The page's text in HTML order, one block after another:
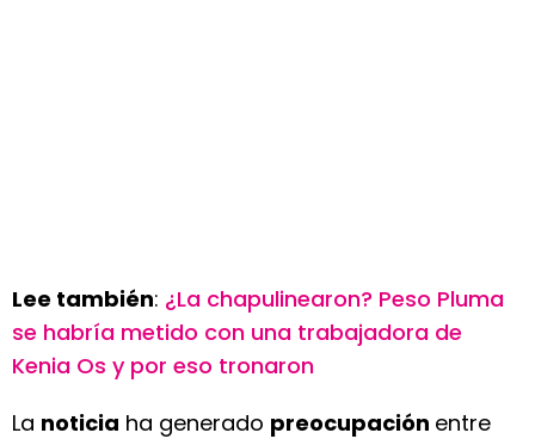
Lee también: ¿La chapulinearon? Peso Pluma
se habría metido con una trabajadora de
Kenia Os y por eso tronaron
La noticia ha generado preocupación entre